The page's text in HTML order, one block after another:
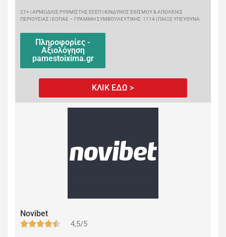
21+ | ΑΡΜΟΔΙΟΣ ΡΥΘΜΙΣΤΗΣ ΕΕΕΠ | ΚΙΝΔΥΝΟΣ ΕΘΙΣΜΟΥ & ΑΠΩΛΕΙΑΣ
ΠΕΡΙΟΥΣΙΑΣ | ΕΟΠΑΕ – ΓΡΑΜΜΗ ΣΥΜΒΟΥΛΕΥΤΙΚΗΣ: 1114 | ΠΑΙΞΕ ΥΠΕΥΘΥΝΑ
Πληροφορίες -
Αξιολόγηση
pamestoixima.gr
ΚΛΙΚ ΕΔΩ >
Novibet
4,5/5